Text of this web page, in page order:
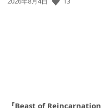
『Beast of Reincarnation